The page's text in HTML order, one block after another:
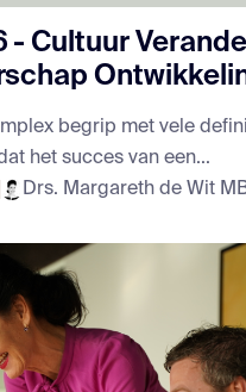
- Cultuur
begrip met vele
het succes van een...
Drs. Margareth de Wit